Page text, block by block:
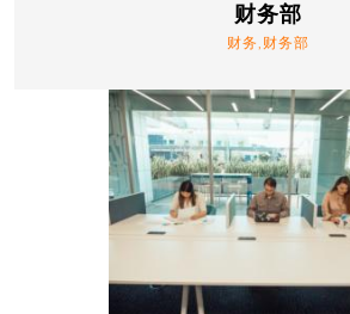
财务部
财务,财务部